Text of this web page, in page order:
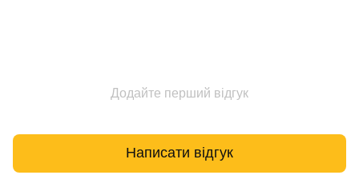
Додайте перший відгук
Написати відгук